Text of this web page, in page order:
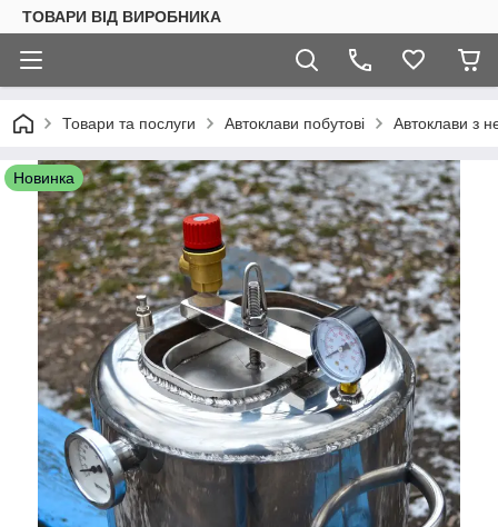
ТОВАРИ ВІД ВИРОБНИКА
Товари та послуги Автоклави побутові Автоклави з
Новинка